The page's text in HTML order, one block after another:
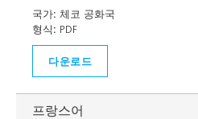
국가: 체코 공화국
형식: PDF
다운로드
프랑스어